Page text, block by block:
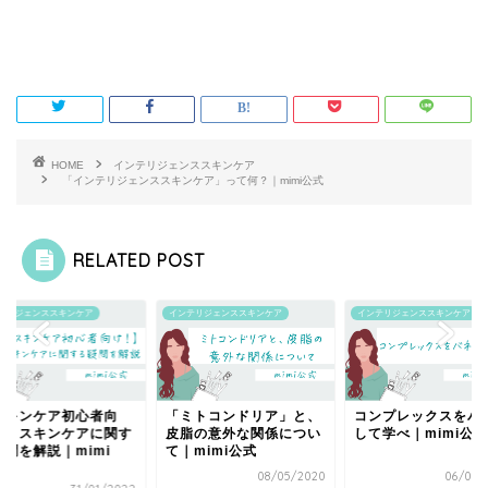
HOME
インテリジェンススキンケア
「インテリジェンススキンケア」って何？｜mimi公式
RELATED POST
リジェンススキンケア
キンケア初心者向
】スキンケアに関す
問を解説｜mimi
インテリジェンススキンケア
「ミトコンドリア」と、
皮脂の意外な関係につい
て｜mimi公式
08/05/2020
インテリジェンススキンケア
コンプレックスをバ
して学べ｜mimi公式
06/02/